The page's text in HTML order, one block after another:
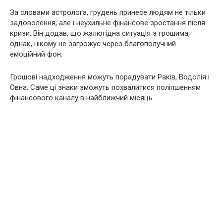
За словами астролога, грудень принесе людям не тільки
задоволення, але і неухильне фінансове зростання після
кризи. Він додав, що жалюгідна ситуація з грошима,
однак, нікому не загрожує через благополучний
емоційний фон.
Грошові надходження можуть порадувати Раків, Водолія і
Овна. Саме ці знаки зможуть похвалитися поліпшенням
фінансового каналу в найближчий місяць.